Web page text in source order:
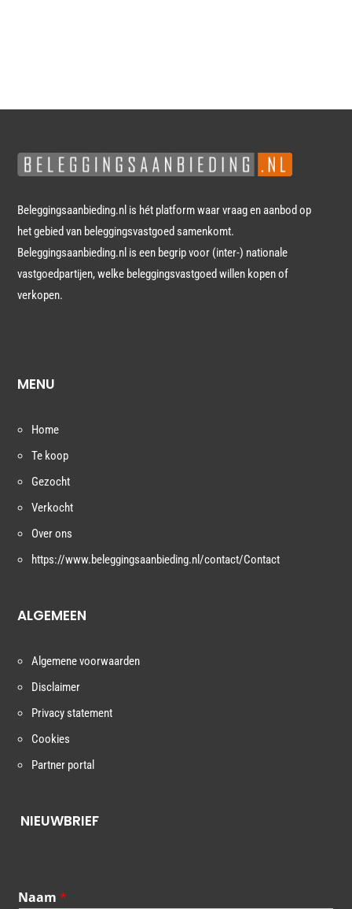
Beleggingsaanbieding.nl is hét platform waar vraag en aanbod op
het gebied van beleggingsvastgoed samenkomt.
Beleggingsaanbieding.nl is een begrip voor (inter-) nationale
vastgoedpartijen, welke beleggingsvastgoed willen kopen of
verkopen.
MENU
Home
Te koop
Gezocht
Verkocht
Over ons
https://www.beleggingsaanbieding.nl/contact/Contact
ALGEMEEN
Algemene voorwaarden
Disclaimer
Privacy statement
Cookies
Partner portal
NIEUWBRIEF
Naam*